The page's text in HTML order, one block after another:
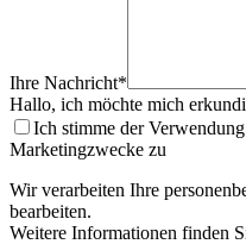
Ihre Nachricht*
Hallo, ich möchte mich
Ich stimme der
Marketingzwecke zu
Wir verarbeiten Ihre
bearbeiten.
Weitere Informationen finden